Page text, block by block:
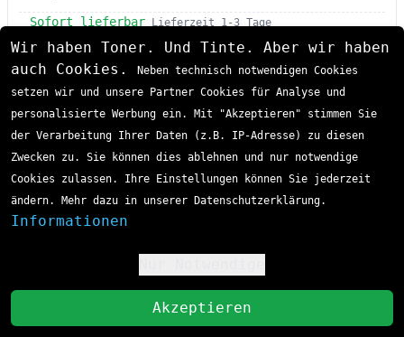
Sofort lieferbar Lieferzeit 1-3 Tage
24,24 €
inkl. MwSt
zzgl. Versand
In den Einkaufswagen
Brother TZE-261 P-Touch Farbband
Wir haben Toner. Und Tinte. Aber wir haben
auch Cookies.
Neben technisch notwendigen Cookies
setzen wir und unsere Partner Cookies für Analyse und
personalisierte Werbung ein. Mit "Akzeptieren" stimmen Sie
der Verarbeitung Ihrer Daten (z.B. IP-Adresse) zu diesen
Zwecken zu. Sie können dies ablehnen und nur notwendige
Cookies zulassen. Ihre Einstellungen können Sie jederzeit
ändern. Mehr dazu in unserer Datenschutzerklärung.
Informationen
Akzeptieren